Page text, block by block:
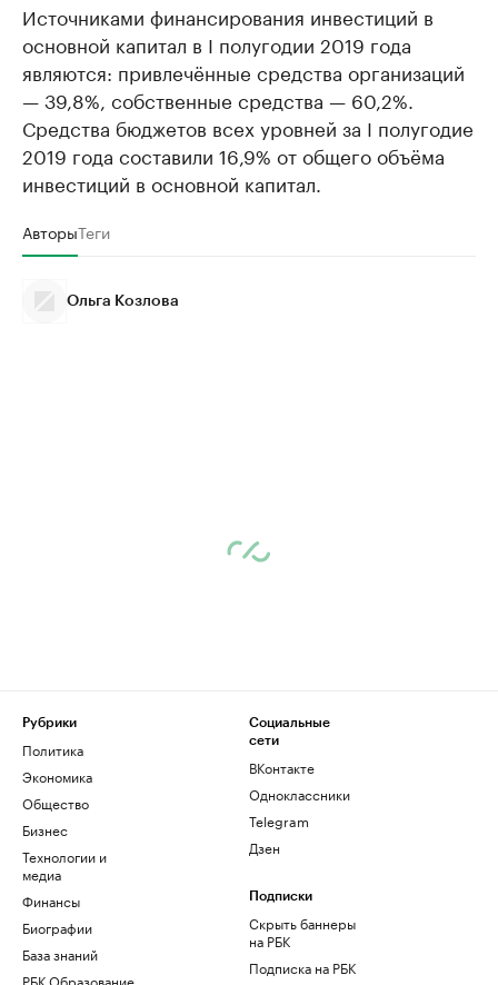
Источниками финансирования инвестиций в
основной капитал в I полугодии 2019 года
являются: привлечённые средства организаций
— 39,8%, собственные средства — 60,2%.
Средства бюджетов всех уровней за I полугодие
2019 года составили 16,9% от общего объёма
инвестиций в основной капитал.
АвторыТеги
Ольга Козлова
Рубрики
Политика
Экономика
Общество
Бизнес
Технологии и
медиа
Финансы
Биографии
База знаний
РБК Образование
Социальные
сети
ВКонтакте
Одноклассники
Telegram
Дзен
Подписки
Скрыть баннеры
на РБК
Подписка на РБК